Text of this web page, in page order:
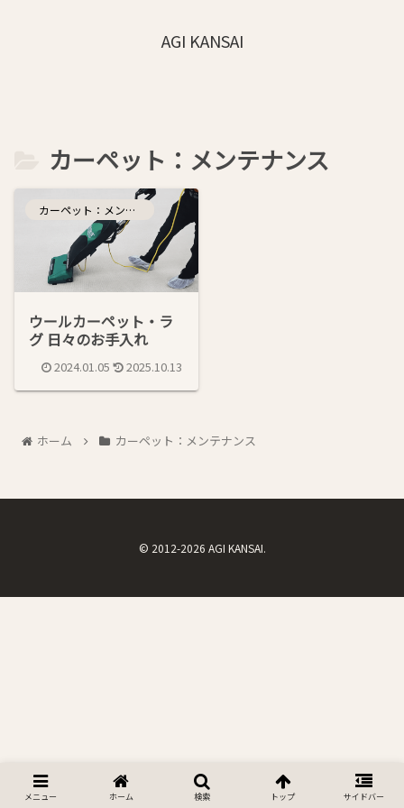
AGI KANSAI
カーペット：メンテナンス
カーペット：メンテナンス
ウールカーペット・ラ
グ 日々のお手入れ
2024.01.05 2025.10.13
ホーム カーペット：メンテナンス
© 2012-2026 AGI KANSAI.
メニュー ホーム 検索 トップ サイドバー